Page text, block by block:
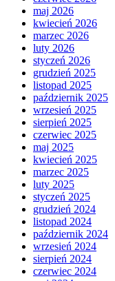
maj 2026
kwiecień 2026
marzec 2026
luty 2026
styczeń 2026
grudzień 2025
listopad 2025
październik 2025
wrzesień 2025
sierpień 2025
czerwiec 2025
maj 2025
kwiecień 2025
marzec 2025
luty 2025
styczeń 2025
grudzień 2024
listopad 2024
październik 2024
wrzesień 2024
sierpień 2024
czerwiec 2024